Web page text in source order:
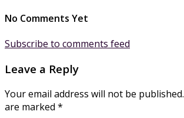
No Comments Yet
Subscribe to comments feed
Leave a Reply
Your email address will not be published.
are marked *